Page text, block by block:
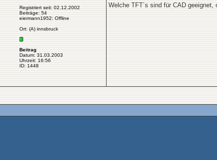
Registriert seit: 02.12.2002
Beiträge: 54
eiermann1952: Offline
Ort: (A) innsbruck
Beitrag
Datum: 31.03.2003
Uhrzeit: 16:56
ID: 1448
Welche TFT´s sind für CAD geeignet,